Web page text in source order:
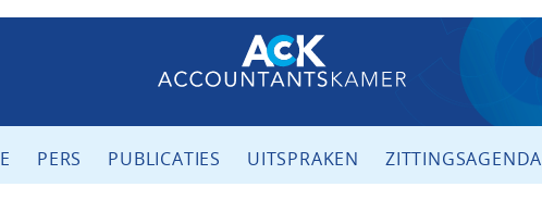
PERS PUBLICATIES UITSPRAKEN ZITTINGSAGENDA